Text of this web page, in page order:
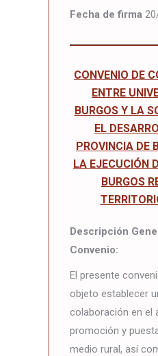
Fecha de firma
CONVENIO DE
ENTRE
BURGOS Y LA
EL
PROVINCIA DE
LA EJECUCIÓN
BURGOS
Descripción
Convenio:
El presente
objeto establecer
colaboración en el
promoción y
medio rural, así